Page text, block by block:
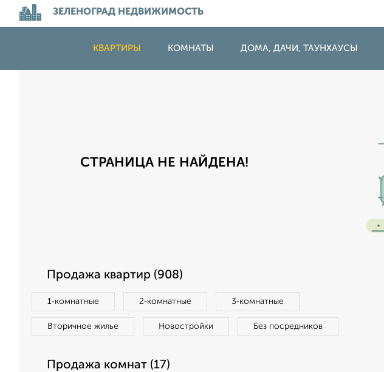
ЗЕЛЕНОГРАД НЕДВИЖИМОСТЬ
КВАРТИРЫ КОМНАТЫ ДОМА, ДАЧИ, ТАУНХАУСЫ
СТРАНИЦА НЕ НАЙДЕНА!
Продажа квартир (908)
1‑комнатные 2‑комнатные 3‑комнатные
Вторичное жилье Новостройки Без посредников
Продажа комнат (17)